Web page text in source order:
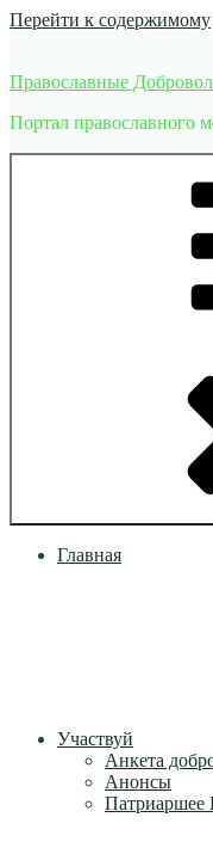
Перейти к содержимому
Православные
Портал православного
Главная
Участвуй
Анкета
Анонсы
Патриаршее